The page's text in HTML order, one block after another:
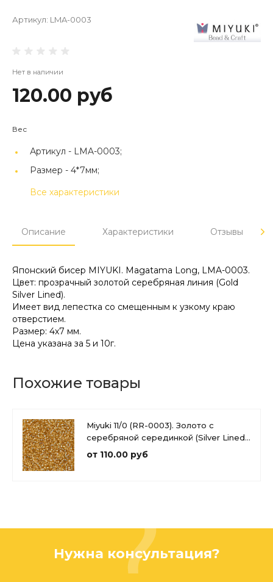
Артикул: LMA-0003
Нет в наличии
120.00 руб
Вес
Артикул - LMA-0003;
Размер - 4*7мм;
Все характеристики
Описание Характеристики Отзывы
Японский бисер MIYUKI. Magatama Long, LMA-0003.
Цвет: прозрачный золотой серебряная линия (Gold
Silver Lined).
Имеет вид лепестка со смещенным к узкому краю
отверстием.
Размер: 4х7 мм.
Цена указана за 5 и 10г.
Похожие товары
Miyuki 11/0 (RR-0003). Золото с
серебряной серединкой (Silver Lined
Gold)
от 110.00 руб
Нужна консультация?